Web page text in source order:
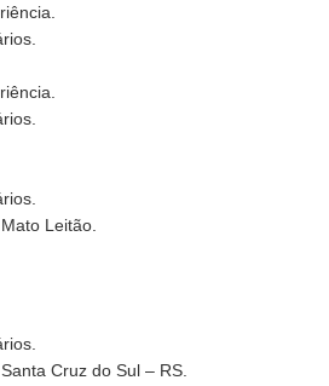
Leitão.
Cruz do Sul – RS.